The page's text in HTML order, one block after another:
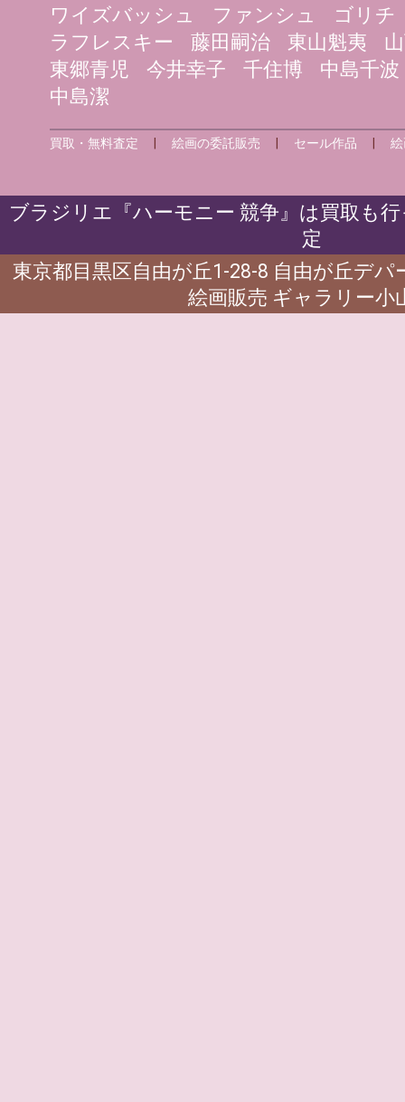
ワイズバッシュ
ファンシュ
ゴリチ
ラフレスキー
藤田嗣治 東山魁夷
東郷青児
今井幸子 千住博
中島千波
中島潔
買取・無料査定 |絵画の委託販売 セール作品 |
ブラジリエ『ハーモニー 競争』は買取も
定
東京都目黒区自由が丘1-28-8 自由が丘デ
絵画販売 ギャラリー小